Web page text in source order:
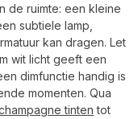
de ruimte: een kleine
subtiele lamp,
kan dragen. Let
wit licht geeft een
dimfunctie handig is
momenten. Qua
tinten tot